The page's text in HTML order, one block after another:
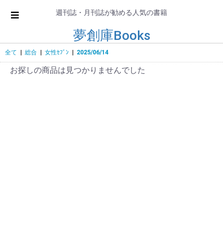
週刊誌・月刊誌が勧める人気の書籍
夢創庫Books
全て 総合 女性ｾﾌﾞﾝ 2025/06/14
お探しの商品は見つかりませんでした